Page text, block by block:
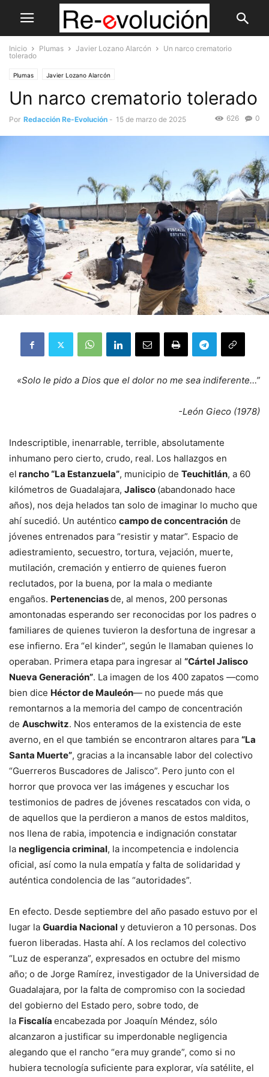
Inicio Plumas Javier Lozano Alarcón
Un narco crematorio
tolerado
Plumas Javier Lozano Alarcón
Un narco crematorio tolerado
Por Redacción Re-Evolución - 15 de marzo de 2025 0
626
«Solo le pido a Dios que el dolor no me sea indiferente…”
-León Gieco (1978)
Indescriptible, inenarrable, terrible, absolutamente
inhumano pero cierto, crudo, real. Los hallazgos en
el rancho “La Estanzuela”, municipio de Teuchitlán, a 60
kilómetros de Guadalajara, Jalisco (abandonado hace
años), nos deja helados tan solo de imaginar lo mucho que
ahí sucedió. Un auténtico campo de concentración de
jóvenes entrenados para “resistir y matar”. Espacio de
adiestramiento, secuestro, tortura, vejación, muerte,
mutilación, cremación y entierro de quienes fueron
reclutados, por la buena, por la mala o mediante
engaños. Pertenenciasde, al menos, 200 personas
amontonadas esperando ser reconocidas por los padres o
familiares de quienes tuvieron la desfortuna de ingresar a
ese infierno. Era “el kinder”, según le llamaban quienes lo
operaban. Primera etapa para ingresar al “Cártel Jalisco
Nueva Generación”. La imagen de los 400 zapatos —como
bien dice Héctor de Mauleón— no puede más que
remontarnos a la memoria del campo de concentración
de Auschwitz. Nos enteramos de la existencia de este
averno, en el que también se encontraron altares para “La
Santa Muerte”, gracias a la incansable labor del colectivo
“Guerreros Buscadores de Jalisco”. Pero junto con el
horror que provoca ver las imágenes y escuchar los
testimonios de padres de jóvenes rescatados con vida, o
de aquellos que la perdieron a manos de estos malditos,
nos llena de rabia, impotencia e indignación constatar
la negligencia criminal, la incompetencia e indolencia
oficial, así como la nula empatía y falta de solidaridad y
auténtica condolencia de las “autoridades”.
En efecto. Desde septiembre del año pasado estuvo por el
lugar la Guardia Nacional y detuvieron a 10 personas. Dos
fueron liberadas. Hasta ahí. A los reclamos del colectivo
“Luz de esperanza”, expresados en octubre del mismo
año; o de Jorge Ramírez, investigador de la Universidad de
Guadalajara, por la falta de compromiso con la sociedad
del gobierno del Estado pero, sobre todo, de
la Fiscalía encabezada por Joaquín Méndez, sólo
alcanzaron a justificar su imperdonable negligencia
alegando que el rancho “era muy grande”, como si no
hubiera tecnología suficiente para explorar, vía satélite, el